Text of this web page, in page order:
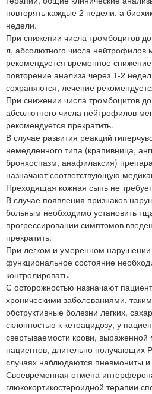
повторять каждые 2 недели, а
недели.
При снижении числа тромбоцитов
л, абсолютного числа нейтрофилов
рекомендуется временное
повторение анализа через 1-2
сохраняются, лечение
При снижении числа тромбоцитов
абсолютного числа нейтрофилов
рекомендуется прекратить.
В случае развития реакций
немедленного типа (крапивница,
бронхоспазм, анафилаксия)
назначают соответствующую
Преходящая кожная сыпь не
В случае появления признаков
больным необходимо установить
прогрессировании симптомов
прекратить.
При легком и умеренном
функциональное состояние
контролировать.
С осторожностью назначают
хроническими заболеваниями,
обструктивные болезни легких,
склонностью к кетоацидозу, у
свертываемости крови,
пациентов, длительно получающих
случаях наблюдаются пневмониты
Своевременная отмена
глюкокортикостероидной терапии